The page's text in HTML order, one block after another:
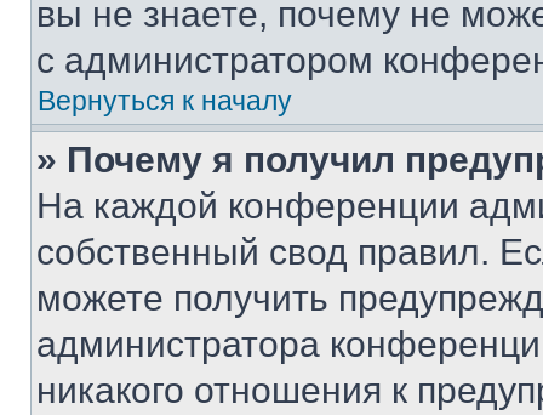
вы не знаете, почему не
с администратором
Вернуться к началу
» Почему я получил
На каждой конференции
собственный свод правил.
можете получить
администратора
никакого отношения к